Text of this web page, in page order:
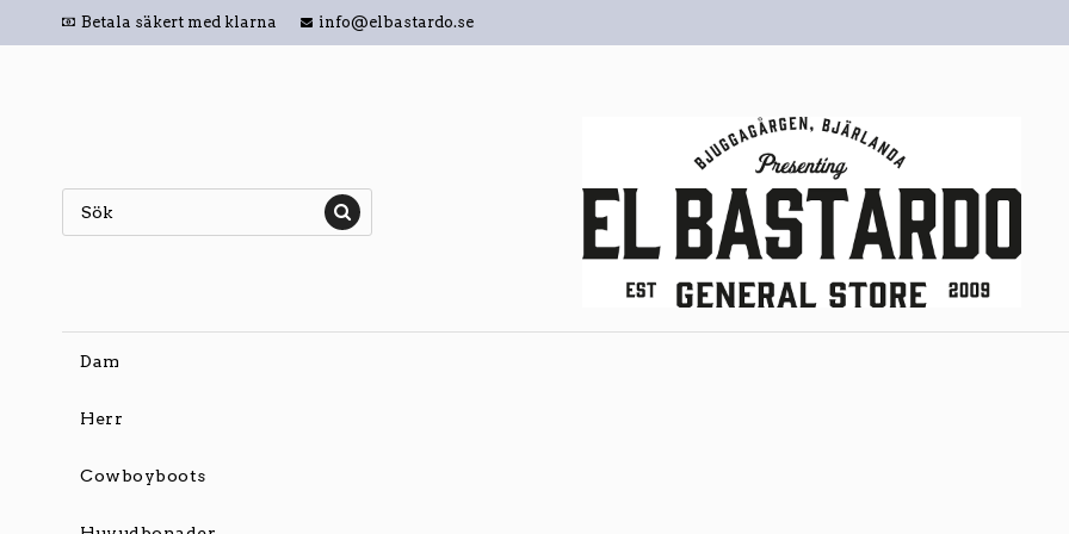
Betala säkert med klarna info@elbastardo.se
Dam
Herr
Cowboyboots